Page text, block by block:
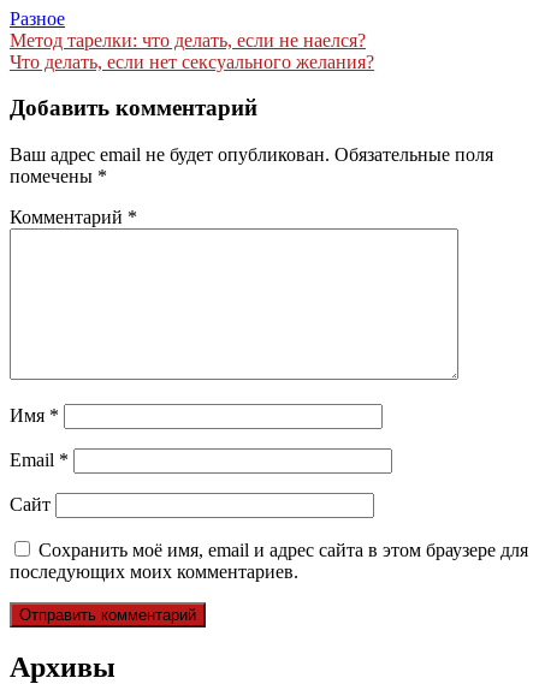
Разное
Навигация
по
записям
Метод тарелки: что делать, если не наелся?
Что делать, если нет сексуального желания?
Добавить комментарий
Ваш адрес email не будет опубликован. Обязательные поля
помечены *
Комментарий *
Имя *
Email *
Сайт
Сохранить моё имя, email и адрес сайта в этом браузере для
последующих моих комментариев.
Архивы